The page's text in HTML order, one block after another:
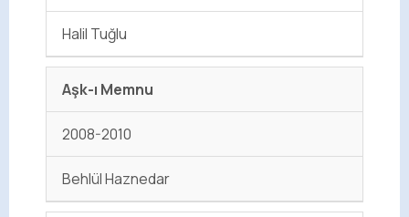
Halil Tuğlu
Aşk-ı Memnu
2008-2010
Behlül Haznedar